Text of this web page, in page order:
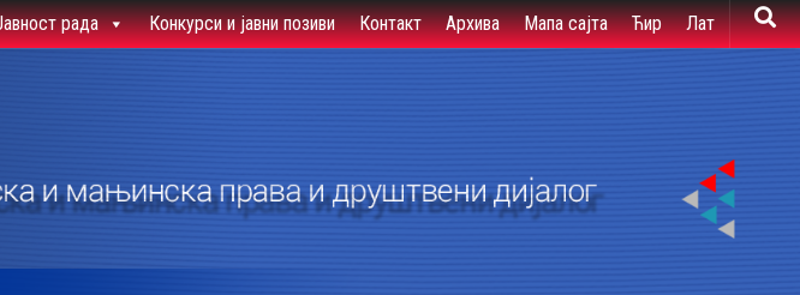
рада Конкурси и јавни позиви Контакт Архива Мапа сајта Ћир Лат